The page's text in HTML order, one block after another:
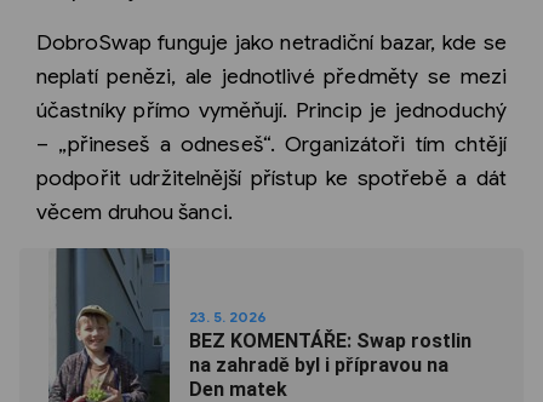
DobroSwap funguje jako netradiční bazar, kde se
neplatí penězi, ale jednotlivé předměty se mezi
účastníky přímo vyměňují. Princip je jednoduchý
– „přineseš a odneseš“. Organizátoři tím chtějí
podpořit udržitelnější přístup ke spotřebě a dát
věcem druhou šanci.
23. 5. 2026
BEZ KOMENTÁŘE: Swap rostlin
na zahradě byl i přípravou na
Den matek